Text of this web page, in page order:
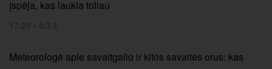
įspėja, kas laukia toliau
17:25 • tv3.lt
Meteorologė apie savaitgalio ir kitos savaitės orus: kas